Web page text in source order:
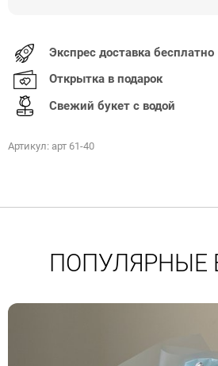
Экспрес доставка бесплатно
Открытка в подарок
Свежий букет с водой
Артикул: арт 61-40
ПОПУЛЯРНЫЕ